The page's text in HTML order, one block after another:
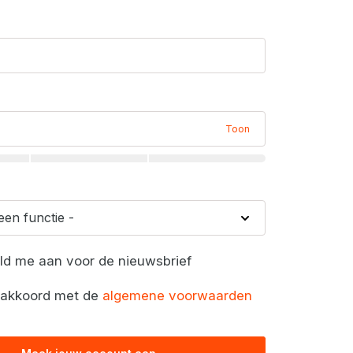
Toon
me aan voor de nieuwsbrief
met de algemene voorwaarden